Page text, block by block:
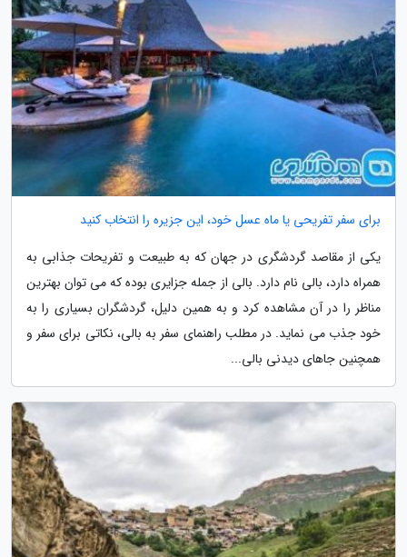
برای سفر تفریحی یا ماه عسل خود، این جزیره را انتخاب کنید
یکی از مقاصد گردشگری در جهان که به طبیعت و تفریحات جذابی به
همراه دارد، بالی نام دارد. بالی از جمله جزایری بوده که می توان بهترین
مناظر را در آن مشاهده کرد و به همین دلیل، گردشگران بسیاری را به
خود جذب می نماید. در مطلب راهنمای سفر به بالی، نکاتی برای سفر و
همچنین جاهای دیدنی بالی...